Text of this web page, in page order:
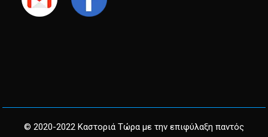
© 2020-2022 Καστοριά Τώρα με την επιφύλαξη παντός